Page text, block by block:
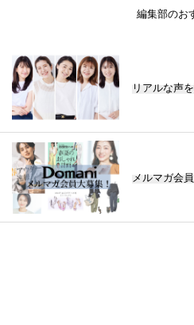
編集部のお
リアルな声
メルマガ会